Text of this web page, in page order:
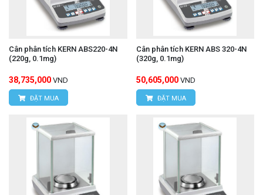
Cân phân tích KERN ABS220-4N
(220g, 0.1mg)
38,735,000 VND
ĐẶT MUA
Cân phân tích KERN ABS 320-4N
(320g, 0.1mg)
50,605,000 VND
ĐẶT MUA